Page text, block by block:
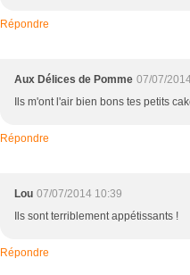
Répondre
Aux Délices de Pomme 07/07/
Ils m'ont l'air bien bons tes petits
Répondre
Lou 07/07/2014 10:39
Ils sont terriblement appétissants !
Répondre